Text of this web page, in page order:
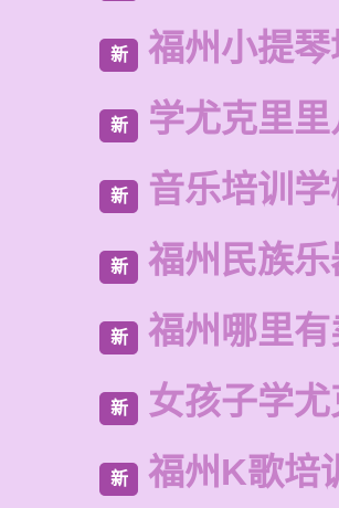
新 福州小提
新 学尤克里
新 音乐培训
新 福州民族
新 福州哪里
新 女孩子学
新 福州K歌培